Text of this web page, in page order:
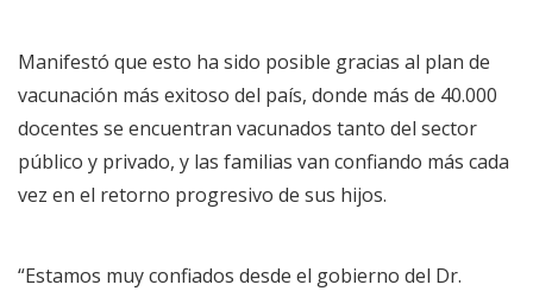
Manifestó que esto ha sido posible gracias al plan de
vacunación más exitoso del país, donde más de 40.000
docentes se encuentran vacunados tanto del sector
público y privado, y las familias van confiando más cada
vez en el retorno progresivo de sus hijos.
“Estamos muy confiados desde el gobierno del Dr.